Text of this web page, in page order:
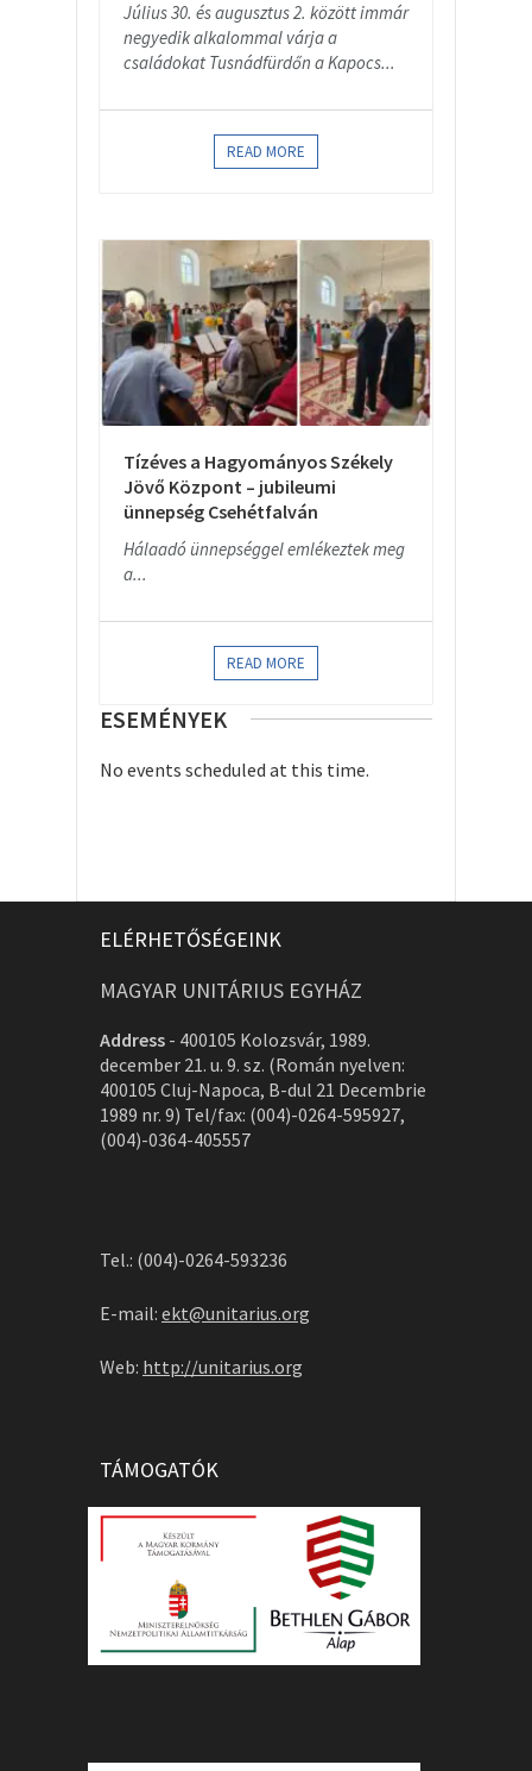
Július 30. és augusztus 2. között immár
negyedik alkalommal várja a
családokat Tusnádfürdőn a Kapocs...
READ MORE
Tízéves a Hagyományos Székely
Jövő Központ – jubileumi
ünnepség Csehétfalván
Hálaadó ünnepséggel emlékeztek meg
a...
READ MORE
ESEMÉNYEK
No events scheduled at this time.
ELÉRHETŐSÉGEINK
MAGYAR UNITÁRIUS EGYHÁZ
Address - 400105 Kolozsvár, 1989.
december 21. u. 9. sz. (Román nyelven:
400105 Cluj-Napoca, B-dul 21 Decembrie
1989 nr. 9) Tel/fax: (004)-0264-595927,
(004)-0364-405557
Tel.: (004)-0264-593236
E-mail: ekt@unitarius.org
Web: http://unitarius.org
TÁMOGATÓK